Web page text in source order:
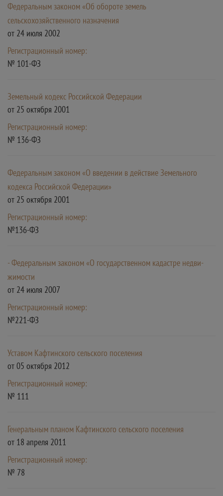
Федеральным законом «Об обороте земель
сельскохозяйственного назначения
от 24 июля 2002
Регистрационный номер:
№ 101-ФЗ
Земельный кодекс Российской Федерации
от 25 октября 2001
Регистрационный номер:
№ 136-ФЗ
Федеральным законом «О введении в действие Земельного
кодекса Российской Федерации»
от 25 октября 2001
Регистрационный номер:
№136-ФЗ
- Федеральным законом «О государственном кадастре недви-
жимости
от 24 июля 2007
Регистрационный номер:
№221-ФЗ
Уставом Кафтинского сельского поселения
от 05 октября 2012
Регистрационный номер:
№ 111
Генеральным планом Кафтинского сельского поселения
от 18 апреля 2011
Регистрационный номер:
№ 78